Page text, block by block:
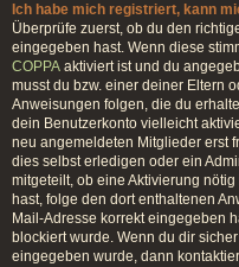
Ich habe mich registriert, kann
Überprüfe zuerst, ob du den
eingegeben hast. Wenn diese
COPPA aktiviert ist und du
musst du bzw. einer deiner Eltern
Anweisungen folgen, die du
dein Benutzerkonto vielleicht
neu angemeldeten Mitglieder erst
dies selbst erledigen oder ein
mitgeteilt, ob eine Aktivierung
hast, folge den dort enthaltenen
Mail-Adresse korrekt eingegeben
blockiert wurde. Wenn du dir
eingegeben wurde, dann